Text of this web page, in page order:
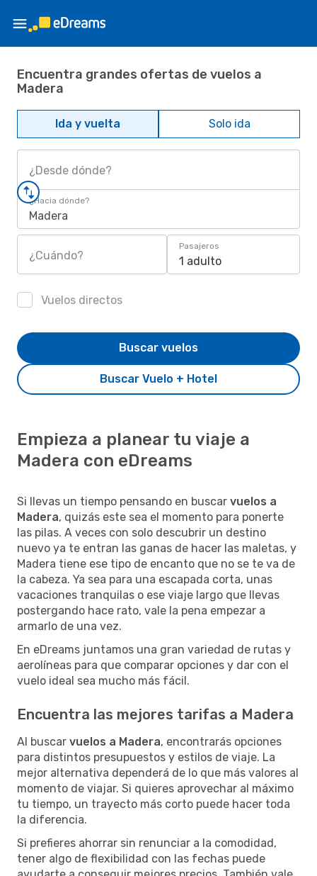
Encuentra grandes ofertas de vuelos a
Madera
Ida y vuelta Solo ida
¿Desde dónde?
¿Hacia dónde?
Madera
¿Cuándo?
Pasajeros
1 adulto
Vuelos directos
Buscar Vuelo + Hotel
Buscar vuelos
Empieza a planear tu viaje a
Madera con eDreams
Si llevas un tiempo pensando en buscar vuelos a
Madera, quizás este sea el momento para ponerte
las pilas. A veces con solo descubrir un destino
nuevo ya te entran las ganas de hacer las maletas, y
Madera tiene ese tipo de encanto que no se te va de
la cabeza. Ya sea para una escapada corta, unas
vacaciones tranquilas o ese viaje largo que llevas
postergando hace rato, vale la pena empezar a
armarlo de una vez.
En eDreams juntamos una gran variedad de rutas y
aerolíneas para que comparar opciones y dar con el
vuelo ideal sea mucho más fácil.
Encuentra las mejores tarifas a Madera
Al buscar vuelos a Madera, encontrarás opciones
para distintos presupuestos y estilos de viaje. La
mejor alternativa dependerá de lo que más valores al
momento de viajar. Si quieres aprovechar al máximo
tu tiempo, un trayecto más corto puede hacer toda
la diferencia.
Si prefieres ahorrar sin renunciar a la comodidad,
tener algo de flexibilidad con las fechas puede